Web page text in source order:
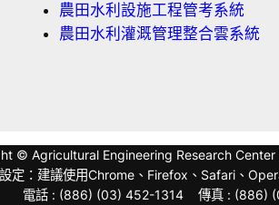
農田水利設施工程管考系統
農田水利灌溉管理整合雲系統
© Agricultural Engineering Research Center
定：建議使用Chrome、Firefox、Safari、
電話 : (886) (03) 452-1314 傳真 : (886)